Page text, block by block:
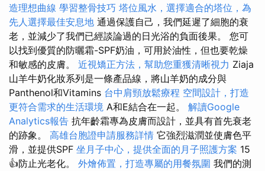
造理想曲線 學習整骨技巧 塔位風水，選擇適合的塔位，為
先人選擇最佳安息地 通過保護自己，我們延遲了細胞的衰
老，並減少了我們已經談論過的日光浴的負面後果。 您可
以找到優質的防曬霜-SPF奶油，可用於油性，但也要乾燥
和敏感的皮膚。 近視矯正方法，幫助您重獲清晰視力 Ziaja
山羊牛奶化妝系列是一條產品線，將山羊奶的成分與
Panthenol和Vitamins 台中肩頸放鬆療程 空間設計，打造
更符合需求的生活環境 A和E結合在一起。 解讀Google
Analytics報告 抗年齡霜專為皮膚而設計，並具有首先衰老
的跡象。 高雄台胞證申請服務詳情 它強烈滋潤並使膚色平
滑，並提供SPF 坐月子中心，提供全面的月子照護方案 15
👍防止光老化。 外燴佈置，打造專屬的用餐氛圍 我們的測